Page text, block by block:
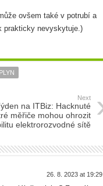
ovšem také v potrubí a
prakticky nevyskytuje.)
Next
na ITBiz: Hacknuté
měřiče mohou ohrozit
elektrorozvodné sítě
26. 8. 2023 at 19:29